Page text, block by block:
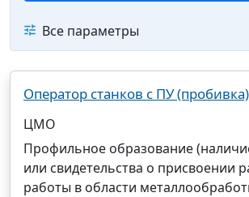
Все параметры
Оператор станков с ПУ (пробивка)
ЦМО
Профильное образование
или свидетельства о присвоении
работы в области